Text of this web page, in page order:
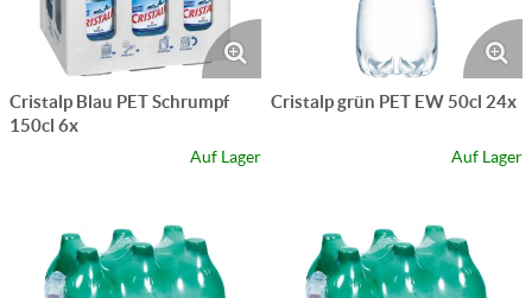
Cristalp Blau PET Schrumpf
150cl 6x
Auf Lager
Cristalp grün PET EW 50cl 24x
Auf Lager